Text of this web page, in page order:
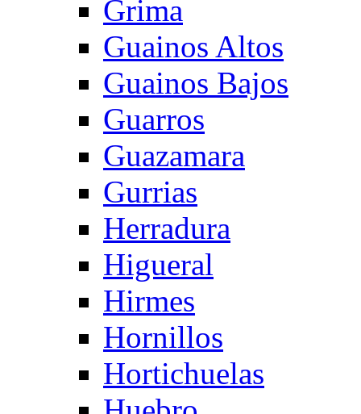
Grima
Guainos Altos
Guainos Bajos
Guarros
Guazamara
Gurrias
Herradura
Higueral
Hirmes
Hornillos
Hortichuelas